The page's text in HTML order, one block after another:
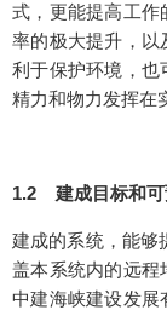
式，更能提高工作
率的极大提升，以
利于保护环境，也
精力和物力发挥在
1.2 建成目标和可
建成的系统，能够
盖本系统内的远程
中建海峡建设发展